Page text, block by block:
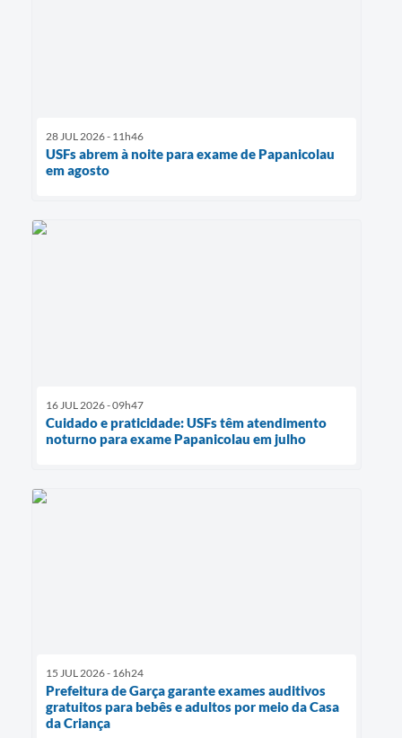
28 JUL 2026 - 11h46
USFs abrem à noite para exame de Papanicolau
em agosto
16 JUL 2026 - 09h47
Cuidado e praticidade: USFs têm atendimento
noturno para exame Papanicolau em julho
15 JUL 2026 - 16h24
Prefeitura de Garça garante exames auditivos
gratuitos para bebês e adultos por meio da Casa
da Criança